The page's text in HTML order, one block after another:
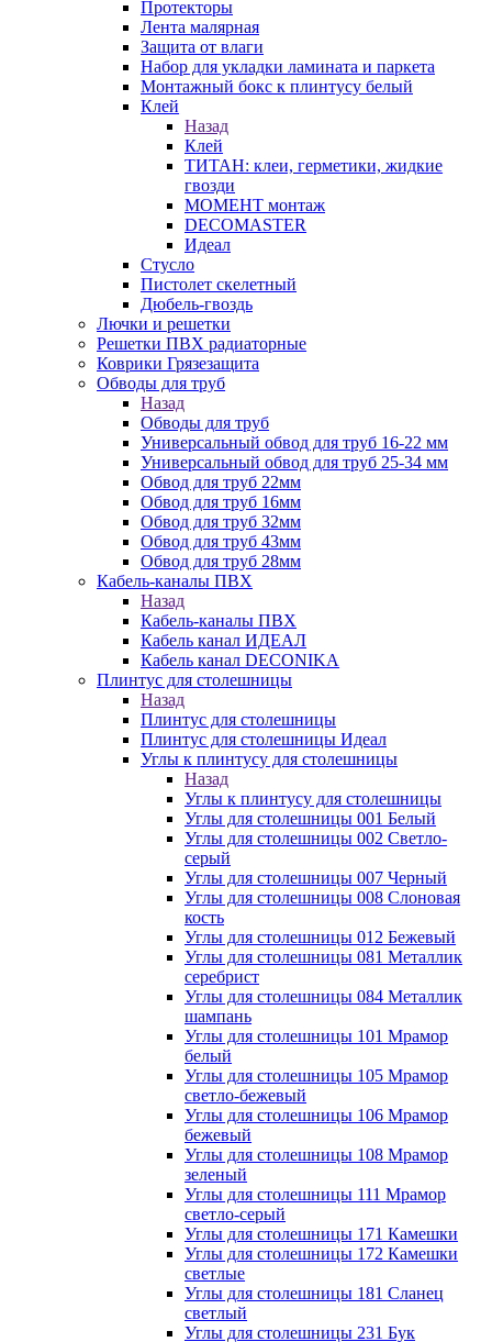
Протекторы
Лента малярная
Защита от влаги
Набор для укладки ламината и паркета
Монтажный бокс к плинтусу белый
Клей
Назад
Клей
ТИТАН: клеи, герметики, жидкие
гвозди
МОМЕНТ монтаж
DECOMASTER
Идеал
Стусло
Пистолет скелетный
Дюбель-гвоздь
Лючки и решетки
Решетки ПВХ радиаторные
Коврики Грязезащита
Обводы для труб
Назад
Обводы для труб
Универсальный обвод для труб 16-22 мм
Универсальный обвод для труб 25-34 мм
Обвод для труб 22мм
Обвод для труб 16мм
Обвод для труб 32мм
Обвод для труб 43мм
Обвод для труб 28мм
Кабель-каналы ПВХ
Назад
Кабель-каналы ПВХ
Кабель канал ИДЕАЛ
Кабель канал DECONIKA
Плинтус для столешницы
Назад
Плинтус для столешницы
Плинтус для столешницы Идеал
Углы к плинтусу для столешницы
Назад
Углы к плинтусу для столешницы
Углы для столешницы 001 Белый
Углы для столешницы 002 Светло-
серый
Углы для столешницы 007 Черный
Углы для столешницы 008 Слоновая
кость
Углы для столешницы 012 Бежевый
Углы для столешницы 081 Металлик
серебрист
Углы для столешницы 084 Металлик
шампань
Углы для столешницы 101 Мрамор
белый
Углы для столешницы 105 Мрамор
светло-бежевый
Углы для столешницы 106 Мрамор
бежевый
Углы для столешницы 108 Мрамор
зеленый
Углы для столешницы 111 Мрамор
светло-серый
Углы для столешницы 171 Камешки
Углы для столешницы 172 Камешки
светлые
Углы для столешницы 181 Сланец
светлый
Углы для столешницы 231 Бук